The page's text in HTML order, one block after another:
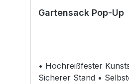
Gartensack Pop-Up
• Hochreißfester
Sicherer Stand • Selbstöffnend •